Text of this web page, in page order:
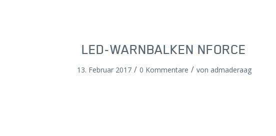
LED-WARNBALKEN NFORCE
13. Februar 2017 / 0 Kommentare / von admaderaag